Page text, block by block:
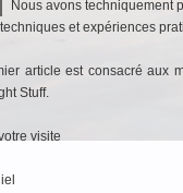
Nous avons techniquement
et expériences
article est consacré aux
Stuff.
visite